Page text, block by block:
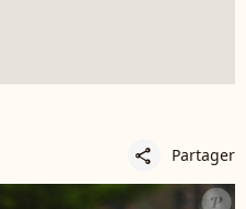
share Partager